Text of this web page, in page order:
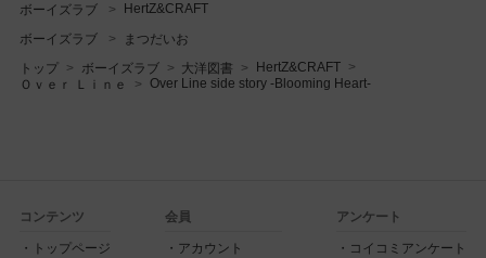
ボーイズラブ HertZ&CRAFT
ボーイズラブ まつだいお
トップ ボーイズラブ 大洋図書
HertZ&CRAFT
Ｏｖｅｒ Ｌｉｎｅ
Over Line side story -Blooming Heart-
コンテンツ
トップページ
会員
アカウント
アンケート
コイコミアンケート